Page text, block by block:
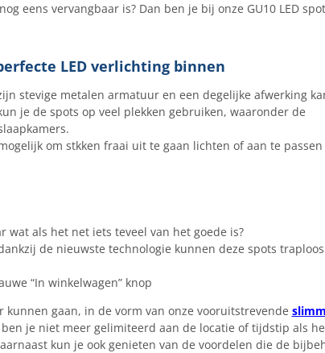
eens vervangbaar is? Dan ben je bij onze GU10 LED
LED verlichting binnen
stevige metalen armatuur en een degelijke afwerking
je de spots op veel plekken gebruiken, waaronder de
om stkken fraai uit te gaan lichten of aan te
als het net iets teveel van het goede is?
de nieuwste technologie kunnen deze spots traploos
“In winkelwagen” knop
kunnen gaan, in de vorm van onze vooruitstrevende
je niet meer gelimiteerd aan de locatie of tijdstip als
kun je ook genieten van de voordelen die de